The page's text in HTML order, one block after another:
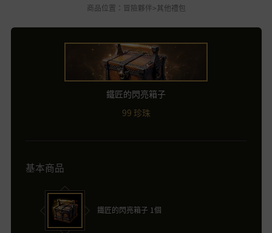
商品位置：冒險夥伴>其他禮包
鐵匠的閃亮箱子
99 珍珠
基本商品
鐵匠的閃亮箱子 1個